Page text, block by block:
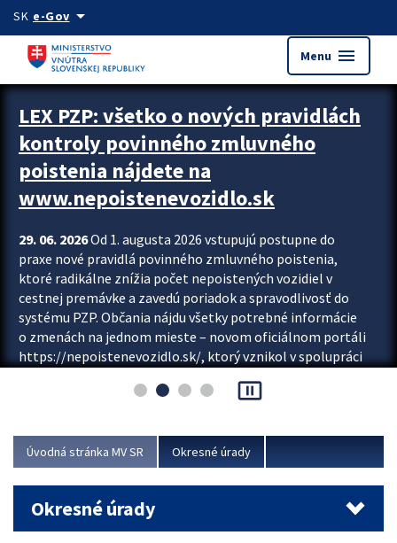
Preskocit na hlavný obsah
SK e-Govarrow_drop_down
Menu menu
Zastavit automatický posun upútavok
LEX PZP: všetko o nových pravidlách
kontroly povinného zmluvného
poistenia nájdete na
www.nepoistenevozidlo.sk
29. 06. 2026Od 1. augusta 2026 vstupujú postupne do
praxe nové pravidlá povinného zmluvného poistenia,
ktoré radikálne znížia počet nepoistených vozidiel v
cestnej premávke a zavedú poriadok a spravodlivosť do
systému PZP. Občania nájdu všetky potrebné informácie
o zmenách na jednom mieste – novom oficiálnom portáli
https://nepoistenevozidlo.sk/, ktorý vznikol v spolupráci
asociácie poisťovní (SLASPO) a Ministerstva vnútra SR.
Viac
pause_presentation
Úvodná stránka MV SR Okresné úrady
Okresné úrady